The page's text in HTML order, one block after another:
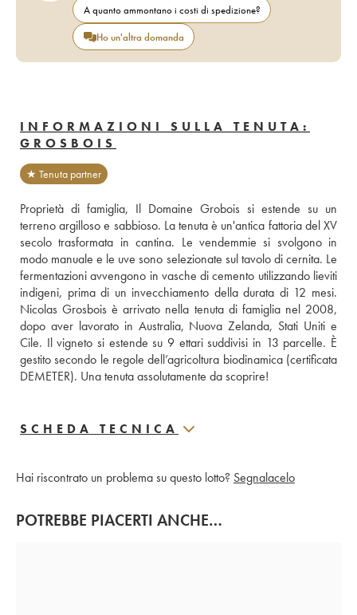
A quanto ammontano i costi di spedizione?
Ho un'altra domanda
INFORMAZIONI SULLA TENUTA:
GROSBOIS
★ Tenuta partner
Proprietà di famiglia, Il Domaine Grobois si estende su un
terreno argilloso e sabbioso. La tenuta è un'antica fattoria del XV
secolo trasformata in cantina. Le vendemmie si svolgono in
modo manuale e le uve sono selezionate sul tavolo di cernita. Le
fermentazioni avvengono in vasche di cemento utilizzando lieviti
indigeni, prima di un invecchiamento della durata di 12 mesi.
Nicolas Grosbois è arrivato nella tenuta di famiglia nel 2008,
dopo aver lavorato in Australia, Nuova Zelanda, Stati Uniti e
Cile. Il vigneto si estende su 9 ettari suddivisi in 13 parcelle. È
gestito secondo le regole dell’agricoltura biodinamica (certificata
DEMETER). Una tenuta assolutamente da scoprire!
SCHEDA TECNICA
Hai riscontrato un problema su questo lotto? Segnalacelo
POTREBBE PIACERTI ANCHE…